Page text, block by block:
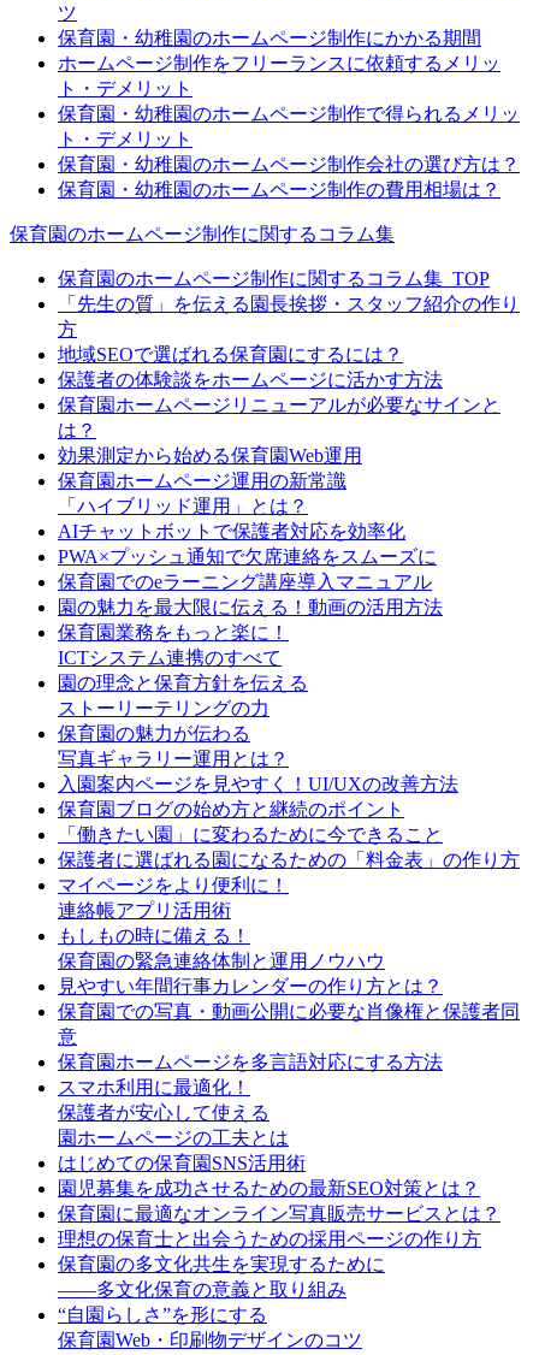
ツ
保育園・幼稚園のホームページ制作にかかる期間
ホームページ制作をフリーランスに依頼するメリッ
ト・デメリット
保育園・幼稚園のホームページ制作で得られるメリッ
ト・デメリット
保育園・幼稚園のホームページ制作会社の選び方は？
保育園・幼稚園のホームページ制作の費用相場は？
保育園のホームページ制作に関するコラム集
保育園のホームページ制作に関するコラム集_TOP
「先生の質」を伝える園長挨拶・スタッフ紹介の作り
方
地域SEOで選ばれる保育園にするには？
保護者の体験談をホームページに活かす方法
保育園ホームページリニューアルが必要なサインと
は？
効果測定から始める保育園Web運用
保育園ホームページ運用の新常識
「ハイブリッド運用」とは？
AIチャットボットで保護者対応を効率化
PWA×プッシュ通知で欠席連絡をスムーズに
保育園でのeラーニング講座導入マニュアル
園の魅力を最大限に伝える！動画の活用方法
保育園業務をもっと楽に！
ICTシステム連携のすべて
園の理念と保育方針を伝える
ストーリーテリングの力
保育園の魅力が伝わる
写真ギャラリー運用とは？
入園案内ページを見やすく！UI/UXの改善方法
保育園ブログの始め方と継続のポイント
「働きたい園」に変わるために今できること
保護者に選ばれる園になるための「料金表」の作り方
マイページをより便利に！
連絡帳アプリ活用術
もしもの時に備える！
保育園の緊急連絡体制と運用ノウハウ
見やすい年間行事カレンダーの作り方とは？
保育園での写真・動画公開に必要な肖像権と保護者同
意
保育園ホームページを多言語対応にする方法
スマホ利用に最適化！
保護者が安心して使える
園ホームページの工夫とは
はじめての保育園SNS活用術
園児募集を成功させるための最新SEO対策とは？
保育園に最適なオンライン写真販売サービスとは？
理想の保育士と出会うための採用ページの作り方
保育園の多文化共生を実現するために
――多文化保育の意義と取り組み
“自園らしさ”を形にする
保育園Web・印刷物デザインのコツ